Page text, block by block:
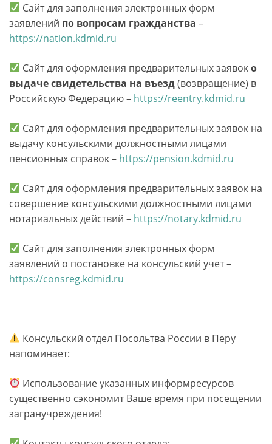
Сайт для заполнения электронных форм
заявлений по вопросам гражданства –
https://nation.kdmid.ru
Сайт для оформления предварительных заявоко
выдаче свидетельства на въезд(возвращение) в
Российскую Федерацию – https://reentry.kdmid.ru
Сайт для оформления предварительных заявок на
выдачу консульскими должностными лицами
пенсионных справок – https://pension.kdmid.ru
Сайт для оформления предварительных заявок на
совершение консульскими должностными лицами
нотариальных действий – https://notary.kdmid.ru
Сайт для заполнения электронных форм
заявлений о постановке на консульский учет –
https://consreg.kdmid.ru
Консульский отдел Посольтва России в Перу
напоминает:
Использование указанных информресурсов
существенно сэкономит Ваше время при посещении
загранучреждения!